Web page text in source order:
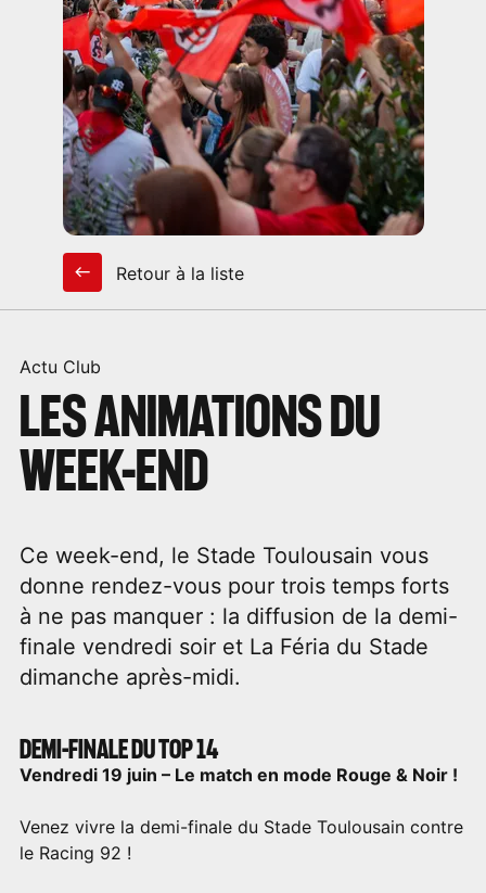
Actu Club
LES ANIMATIONS DU
WEEK-END
Retour à la liste
Ce week-end, le Stade Toulousain vous
donne rendez-vous pour trois temps forts
à ne pas manquer : la diffusion de la demi-
finale vendredi soir et La Féria du Stade
dimanche après-midi.
DEMI-FINALE DU TOP 14
Vendredi 19 juin – Le match en mode Rouge & Noir !
Venez vivre la demi-finale du Stade Toulousain contre
le Racing 92 !